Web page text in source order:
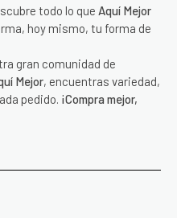
todo lo que Aquí Mejor
hoy mismo, tu forma de
gran comunidad de
Mejor, encuentras variedad,
pedido. ¡Compra mejor,